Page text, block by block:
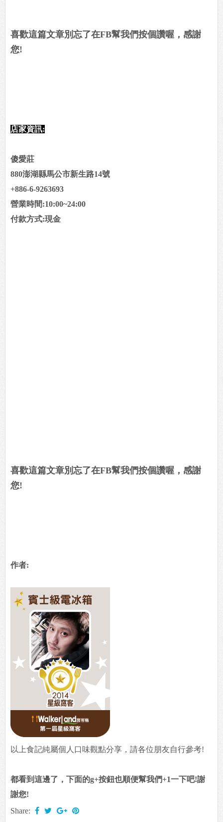
喜歡這篇文章別忘了在FB幫我們按個讚喔，感謝
您!
店家資訊:
傻愛莊
880澎湖縣馬公市新生路14號
+886-6-9263693
營業時間:10:00~24:00
付款方式:現金
喜歡這篇文章別忘了在FB幫我們按個讚喔，感謝
您!
作者:
以上食記純屬個人口味觀點分享，請各位朋友自行參考!
都看到這邊了，下面的g+按鈕也順便幫我們+1一下吧!謝
謝您!
Share: